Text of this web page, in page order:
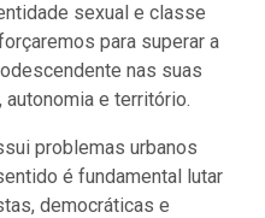
sexual e classe
para superar a
nas suas
e território.
problemas urbanos
é fundamental lutar
democráticas e